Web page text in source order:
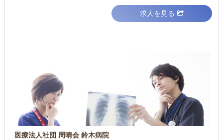
求人を見る
医療法人社団 周晴会 鈴木病院